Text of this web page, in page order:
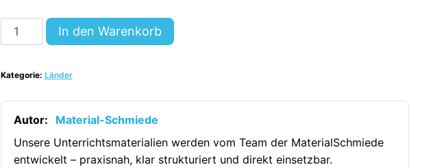
Steckbrief
Deutschland
Menge
In den Warenkorb
Kategorie: Länder
Autor:
Material-Schmiede
Unsere Unterrichtsmaterialien werden vom Team der MaterialSchmiede
entwickelt – praxisnah, klar strukturiert und direkt einsetzbar.